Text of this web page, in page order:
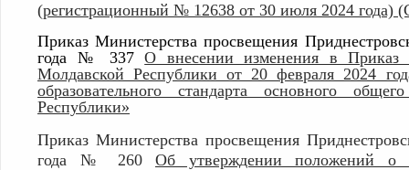
(регистрационный № 12638 от 30 июля 2024 года)
Приказ Министерства просвещения
года № 337О внесении изменения в Приказ
Молдавской Республики от 20 февраля 2024
образовательного стандарта основного
Республики»
Приказ Министерства просвещения
года № 260 Об утверждении положений о